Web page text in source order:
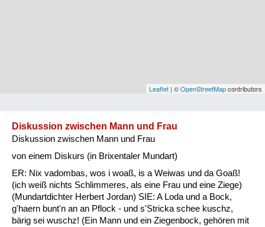
Vorarlberg
Kategorie
Natur und Landwirtschaft
Fluchen und Reden
Mensch, Tier und Alltag
Leaflet | ©OpenStreetMapcontributors
Diskussion zwischen Mann und Frau
Diskussion zwischen Mann und Frau
von einem Diskurs (in Brixentaler Mundart)
ER: Nix vadombas, wos i woaß, is a Weiwas und da Goaß!
(ich weiß nichts Schlimmeres, als eine Frau und eine Ziege)
(Mundartdichter Herbert Jordan) SIE: A Loda und a Bock,
g'haern bunt'n an an Pflock - und s'Stricka schee kuschz,
bärig sei wuschz! (Ein Mann und ein Ziegenbock, gehören mit